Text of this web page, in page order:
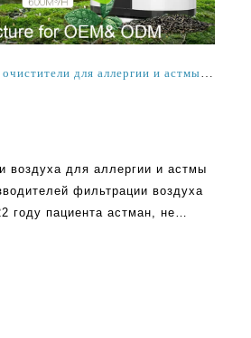
Лучшие воздушные очистители для аллергии и астмы от китайских производителей воздушных фильтров в 2021 и 2022
воздуха для аллергии и астмы
фильтрации воздуха
году пациента астман, не
решение. Правда в том, что вы